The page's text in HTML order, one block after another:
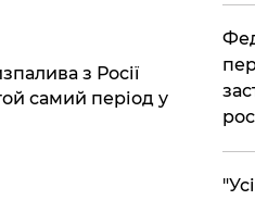
з Росії
самий період у